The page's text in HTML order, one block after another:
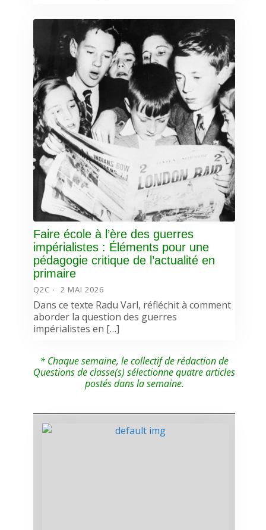
Faire école à l’ère des guerres
impérialistes : Éléments pour une
pédagogie critique de l’actualité en
primaire
Q2C 2 MAI 2026
Dans ce texte Radu Varl, réfléchit à comment
aborder la question des guerres
impérialistes en […]
* Chaque semaine, le collectif de rédaction de
Questions de classe(s) sélectionne quatre articles
postés dans la semaine.